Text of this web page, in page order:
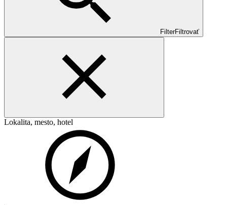
FilterFiltrovať
Lokalita, mesto, hotel